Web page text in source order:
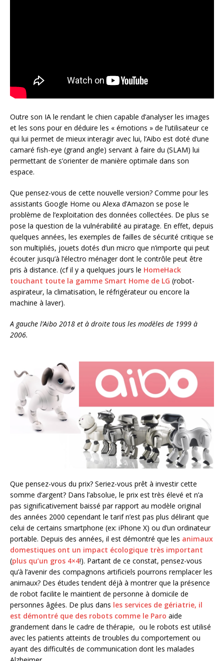
Outre son IA le rendant le chien capable d’analyser les images
et les sons pour en déduire les « émotions » de l’utilisateur ce
qui lui permet de mieux interagir avec lui, l’Aibo est doté d’une
camaré fish-eye (grand angle) servant à faire du (SLAM) lui
permettant de s’orienter de manière optimale dans son
espace.
Que pensez-vous de cette nouvelle version? Comme pour les
assistants Google Home ou Alexa d’Amazon se pose le
problème de l’exploitation des données collectées. De plus se
pose la question de la vulnérabilité au piratage. En effet, depuis
quelques années, les exemples de failles de sécurité critique se
son multipliés, jouets dotés d’un micro que n’importe qui peut
écouter jusqu’à l’électro ménager dont le contrôle peut être
pris à distance. (cf il y a quelques jours le HomeHack
touchant toute la gamme Smart Home de LG (robot-
aspirateur, la climatisation, le réfrigérateur ou encore la
machine à laver).
A gauche l’Aibo 2018 et à droite tous les modèles de 1999 à
2006.
Que pensez-vous du prix? Seriez-vous prêt à investir cette
somme d’argent? Dans l’absolue, le prix est très élevé et n’a
pas significativement baissé par rapport au modèle original
des années 2000 cependant le tarif n’est pas plus délirant que
celui de certains smartphone (ex: iPhone X) ou d’un ordinateur
portable. Depuis des années, il est démontré que les animaux
domestiques ont un impact écologique très important
(plus qu’un gros 4×4!). Partant de ce constat, pensez-vous
qu’à l’avenir des compagnons artificiels pourrons remplacer les
animaux? Des études tendent déjà à montrer que la présence
de robot facilite le maintient de personne à domicile de
personnes âgées. De plus dans les services de gériatrie, il
est démontré que des robots comme le Paro aide
grandement dans le cadre de thérapie, ou le robots est utilisé
avec les patients atteints de troubles du comportement ou
ayant des difficultés de communication dont les malades